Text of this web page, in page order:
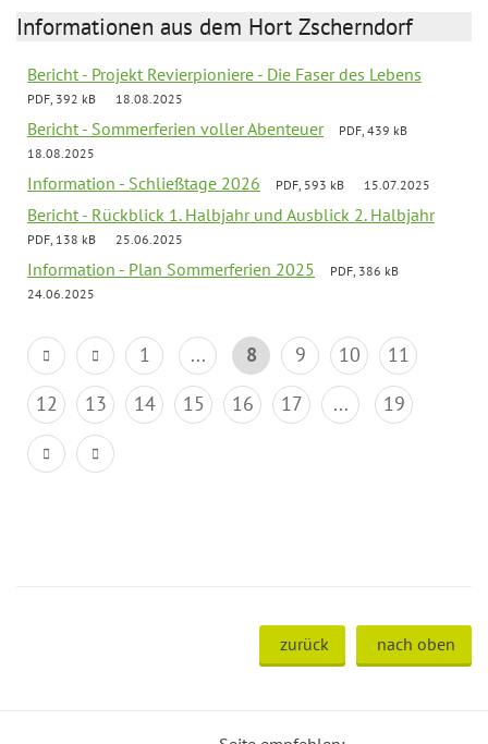
Informationen aus dem Hort Zscherndorf
Bericht - Projekt Revierpioniere - Die Faser des Lebens
PDF, 392 kB 18.08.2025
Bericht - Sommerferien voller Abenteuer
PDF, 439 kB
18.08.2025
Information - Schließtage 2026 PDF, 593 kB 15.07.2025
Bericht - Rückblick 1. Halbjahr und Ausblick 2. Halbjahr
PDF, 138 kB 25.06.2025
Information - Plan Sommerferien 2025
PDF, 386 kB
24.06.2025
1 ... 8 9 10
11
12
13 14 15 16 17 ... 19
zurück nach oben